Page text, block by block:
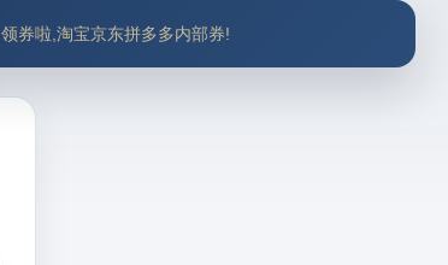
领券啦,淘宝京东拼多多内部券!